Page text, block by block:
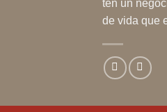
ten un
de vida que